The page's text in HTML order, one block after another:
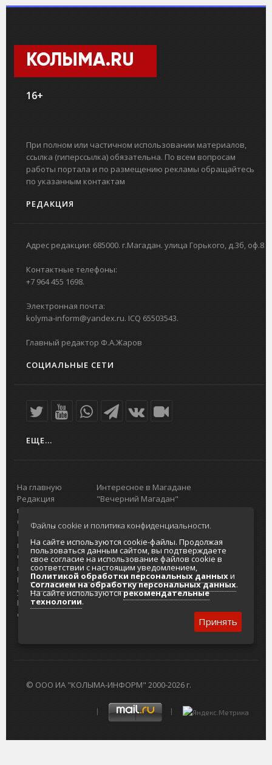
КОЛЫМА.RU
16+
При полном или частичном использовании материалов,
ссылка (гиперссылка) обязательна. По всем вопросам
работы портала и по размещению рекламы обращайтесь
по указанным контактам
РЕДАКЦИЯ
Адрес редакции: 685000. г.Магадан. улица Горького, д.3б, оф.8
Контактные телефоны:
+7 964 455 1698.
Электронная почта:
kolyma-inform@yandex.ru. ICQ 65503543.
Главный редактор Ф.А.Жаров
СОЦИАЛЬНЫЕ СЕТИ
ЕЩЕ...
На главную
Редакция
портала
О проекте
Реклама на
портале
Отзывы и
предложения
Интернет-
услуги
Разработка
сайтов
Интересное в Магадане
"Вечерний Магадан"
Городская доска объявлений
Реклама
Главный туристический портал
Колымы
Политика в отношении обработки
персональных данных
Согласие на обработку персональных
данных
© ООО ИА "КОЛЫМА-ИНФОРМ" 2000-2026 г.
Файлы cookie и политика конфиденциальности.
На сайте используются cookie-файлы. Продолжая
пользоваться данным сайтом, вы подтверждаете
свое согласие на использование файлов cookie в
соответствии с настоящим уведомлением,
Политикой обработки персональных данныхи
Согласием на обработку персональных данных.
На сайте используютсярекомендательные
технологии.
Принять